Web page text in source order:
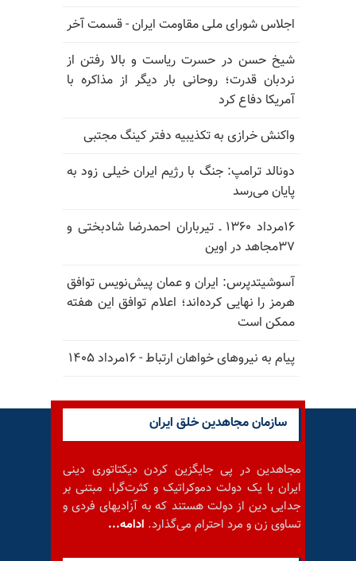
اجلاس شورای ملی مقاومت ایران - قسمت آخر
شیخ حسن در حسرت ریاست و بالا رفتن از
نردبان قدرت؛ روحانی بار دیگر از مذاکره با
آمریکا دفاع کرد
واکنش خرازی به تکذیبیه دفتر کینگ مجتبی
دونالد ترامپ: جنگ با رژیم ایران خیلی زود به
پایان می‌رسد
۱۶مرداد ۱۳۶۰ ـ تیرباران احمدرضا شادبختی و
۳۷مجاهد در اوین
آسوشیتدپرس: ایران و عمان پیش‌نویس توافق
هرمز را نهایی کرده‌اند؛ اعلام توافق این هفته
ممکن است
پیام به نیروهای خواهان ارتباط - ۱۶مرداد ۱۴۰۵
سازمان مجاهدین خلق ایران
مجاهدین در پی جایگزین کردن دیکتاتوری دینی
ایران با یک دولت دموکراتیک و کثرت‌گرا، مبتنی بر
جدایی دین از دولت هستند که به آزادیهای فردی و
تساوی زن و مرد احترام می‌گذارد. ادامه...